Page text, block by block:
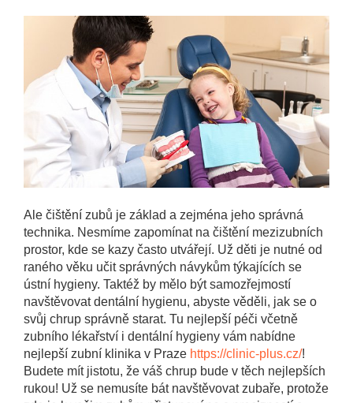
Ale čištění zubů je základ a zejména jeho správná
technika. Nesmíme zapomínat na čištění mezizubních
prostor, kde se kazy často utvářejí. Už děti je nutné od
raného věku učit správných návykům týkajících se
ústní hygieny. Taktéž by mělo být samozřejmostí
navštěvovat dentální hygienu, abyste věděli, jak se o
svůj chrup správně starat. Tu nejlepší péči včetně
zubního lékařství i dentální hygieny vám nabídne
nejlepší zubní klinika v Praze https://clinic-plus.cz/!
Budete mít jistotu, že váš chrup bude v těch nejlepších
rukou! Už se nemusíte bát navštěvovat zubaře, protože